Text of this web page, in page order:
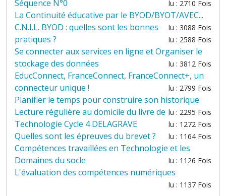
Séquence N°0
lu : 2710 Fois
La Continuité éducative par le BYOD/BYOT/AVEC...
lu : 3088 Fois
C.N.I.L. BYOD : quelles sont les bonnes
pratiques ?
lu : 2588 Fois
Se connecter aux services en ligne et Organiser le
stockage des données
lu : 3812 Fois
EducConnect, FranceConnect, FranceConnect+, un
connecteur unique !
lu : 2799 Fois
Planifier le temps pour construire son historique
lu : 2295 Fois
Lecture régulière au domicile du livre de
Technologie Cycle 4 DELAGRAVE
lu : 1272 Fois
Quelles sont les épreuves du brevet ? lu : 1164 Fois
Compétences travaillées en Technologie et les
Domaines du socle
lu : 1126 Fois
L'évaluation des compétences numériques
lu : 1137 Fois